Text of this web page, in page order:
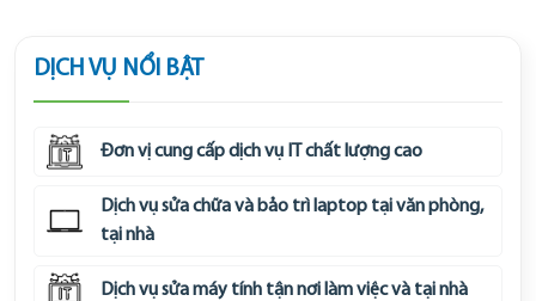
DỊCH VỤ NỔI BẬT
Đơn vị cung cấp dịch vụ IT chất lượng cao
Dịch vụ sửa chữa và bảo trì laptop tại văn phòng,
tại nhà
Dịch vụ sửa máy tính tận nơi làm việc và tại nhà